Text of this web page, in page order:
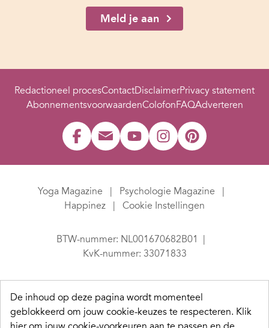
Meld je aan
Redactioneel procesContactDisclaimerPrivacy statement
AbonnementsvoorwaardenColofonFAQAdverteren
Yoga Magazine
Psychologie Magazine
Happinez
Cookie Instellingen
BTW-nummer: NL001670682B01
KvK-nummer: 33071833
De inhoud op deze pagina wordt momenteel
geblokkeerd om jouw cookie-keuzes te respecteren. Klik